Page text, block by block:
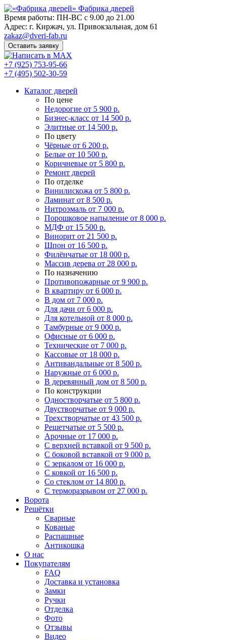
Фабрика дверей
Время работы: ПН-ВС с 9.00 до 21.00
Адрес: г. Киржач, ул. Привокзальная, дом 61
zakaz@dveri-fab.ru
Оставить заявку
+7 (925) 753-95-66
+7 (495) 502-30-59
Каталог дверей
По цене
Недорогие от 5 900 р.
Бизнес-класс от 14 500 р.
Элитные от 14 500 р.
По цвету
Чёрные от 6 200 р.
Белые от 10 500 р.
Коричневые от 5 800 р.
Ремонт дверей
По отделке
Винилискожа от 5 800 р.
Ламинат от 8 500 р.
Нитроэмаль от 7 000 р.
Порошковое напыление от 8 000 р.
МДФ от 15 500 р.
Винорит от 21 500 р.
Шпон от 16 500 р.
Филёнчатые от 18 000 р.
Массив дерева от 28 000 р.
По назначению
Противопожарные от 9 900 р.
В квартиру от 6 000 р.
В дом от 7 000 р.
Для дачи от 6 000 р.
Для котельной от 8 000 р.
Тамбурные от 9 000 р.
Офисные от 6 000 р.
Технические от 7 000 р.
Кассовые от 18 000 р.
Антивандальные от 8 500 р.
Наружные от 6 000 р.
В деревянный дом от 8 500 р.
По конструкции
Одностворчатые от 5 800 р.
Двустворчатые от 9 000 р.
Трехстворчатые от 43 500 р.
Решетчатые от 5 500 р.
Арочные от 17 000 р.
С верхней вставкой от 9 500 р.
С боковой вставкой от 9 000 р.
С зеркалом от 16 000 р.
С ковкой от 16 500 р.
Со стеклом от 14 800 р.
С терморазрывом от 27 000 р.
Ворота
Решётки
Сварные
Кованые
Распашные
Антикошка
О нас
Покупателям
FAQ
Доставка и установка
Замки
Ручки
Отделка
Фото
Отзывы
Видео